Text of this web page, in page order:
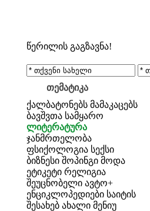
წერილის გაგზავნა!
თემატიკა
ქალბატონებს მამაკაცებს
ბავშვთა სამყარო
ლიტერატურა
ჯანმრთელობა
ფსიქოლოგია სექსი
ბიზნესი შოპინგი მოდა
ეტიკეტი რელიგია
შეუცნობელი ავტო+
ენციკლოპედიები საიტის
შესახებ ახალი მენიუ